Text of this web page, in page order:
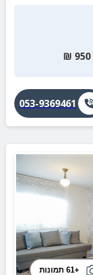
950
₪
053-9369461
+61 תמונות